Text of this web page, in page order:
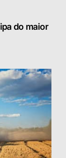
do maior